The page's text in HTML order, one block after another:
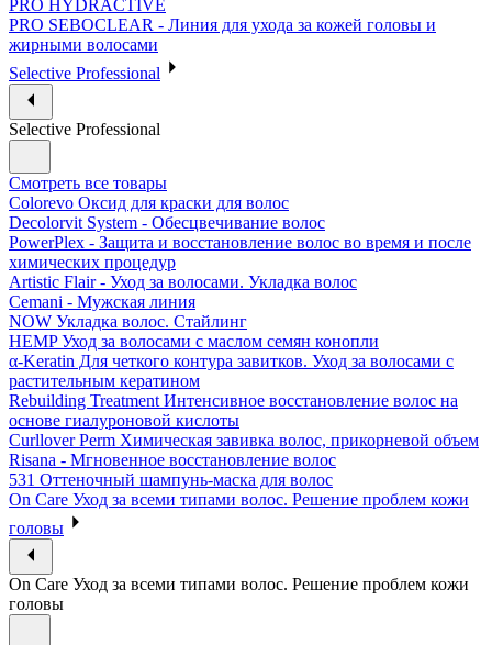
PRO HYDRACTIVE
PRO SEBOCLEAR - Линия для ухода за кожей головы и
жирными волосами
Selective Professional
Selective Professional
Смотреть все товары
Colorevo Оксид для краски для волос
Decolorvit System - Обесцвечивание волос
PowerPlex - Защита и восстановление волос во время и после
химических процедур
Artistic Flair - Уход за волосами. Укладка волос
Cemani - Мужская линия
NOW Укладка волос. Стайлинг
HEMP Уход за волосами с маслом семян конопли
α-Keratin Для четкого контура завитков. Уход за волосами с
растительным кератином
Rebuilding Treatment Интенсивное восстановление волос на
основе гиалуроновой кислоты
Curllover Perm Химическая завивка волос, прикорневой объем
Risana - Мгновенное восстановление волос
531 Оттеночный шампунь-маска для волос
On Care Уход за всеми типами волос. Решение проблем кожи
головы
On Care Уход за всеми типами волос. Решение проблем кожи
головы